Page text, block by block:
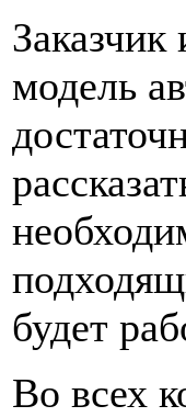
модель
будет
Во всех